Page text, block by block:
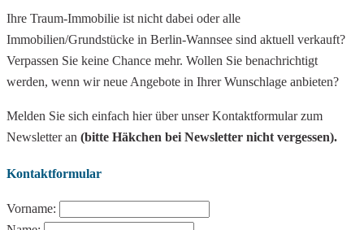
Ihre Traum-Immobilie ist nicht dabei oder alle
Immobilien/Grundstücke in Berlin-Wannsee sind aktuell verkauft?
Verpassen Sie keine Chance mehr. Wollen Sie benachrichtigt
werden, wenn wir neue Angebote in Ihrer Wunschlage anbieten?
Melden Sie sich einfach hier über unser Kontaktformular zum
Newsletter an (bitte Häkchen bei Newsletter nicht vergessen).
Kontaktformular
Vorname: